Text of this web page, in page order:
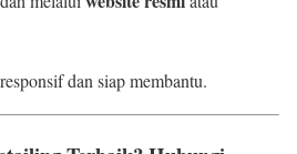
dan siap membantu.